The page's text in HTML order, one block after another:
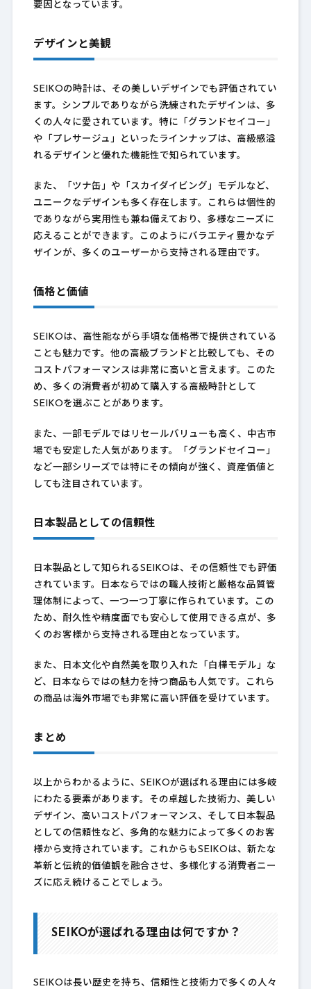
要因となっています。
デザインと美観
SEIKOの時計は、その美しいデザインでも評価されてい
ます。シンプルでありながら洗練されたデザインは、多
くの人々に愛されています。特に「グランドセイコー」
や「プレサージュ」といったラインナップは、高級感溢
れるデザインと優れた機能性で知られています。
また、「ツナ缶」や「スカイダイビング」モデルなど、
ユニークなデザインも多く存在します。これらは個性的
でありながら実用性も兼ね備えており、多様なニーズに
応えることができます。このようにバラエティ豊かなデ
ザインが、多くのユーザーから支持される理由です。
価格と価値
SEIKOは、高性能ながら手頃な価格帯で提供されている
ことも魅力です。他の高級ブランドと比較しても、その
コストパフォーマンスは非常に高いと言えます。このた
め、多くの消費者が初めて購入する高級時計として
SEIKOを選ぶことがあります。
また、一部モデルではリセールバリューも高く、中古市
場でも安定した人気があります。「グランドセイコー」
など一部シリーズでは特にその傾向が強く、資産価値と
しても注目されています。
日本製品としての信頼性
日本製品として知られるSEIKOは、その信頼性でも評価
されています。日本ならではの職人技術と厳格な品質管
理体制によって、一つ一つ丁寧に作られています。この
ため、耐久性や精度面でも安心して使用できる点が、多
くのお客様から支持される理由となっています。
また、日本文化や自然美を取り入れた「白樺モデル」な
ど、日本ならではの魅力を持つ商品も人気です。これら
の商品は海外市場でも非常に高い評価を受けています。
まとめ
以上からわかるように、SEIKOが選ばれる理由には多岐
にわたる要素があります。その卓越した技術力、美しい
デザイン、高いコストパフォーマンス、そして日本製品
としての信頼性など、多角的な魅力によって多くのお客
様から支持されています。これからもSEIKOは、新たな
革新と伝統的価値観を融合させ、多様化する消費者ニー
ズに応え続けることでしょう。
SEIKOが選ばれる理由は何ですか？
SEIKOは長い歴史を持ち、信頼性と技術力で多くの人々